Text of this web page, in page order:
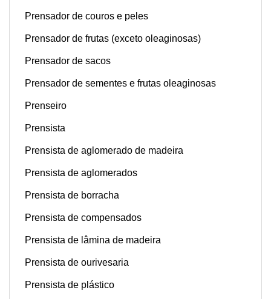
Prensador de couros e peles
Prensador de frutas (exceto oleaginosas)
Prensador de sacos
Prensador de sementes e frutas oleaginosas
Prenseiro
Prensista
Prensista de aglomerado de madeira
Prensista de aglomerados
Prensista de borracha
Prensista de compensados
Prensista de lâmina de madeira
Prensista de ourivesaria
Prensista de plástico